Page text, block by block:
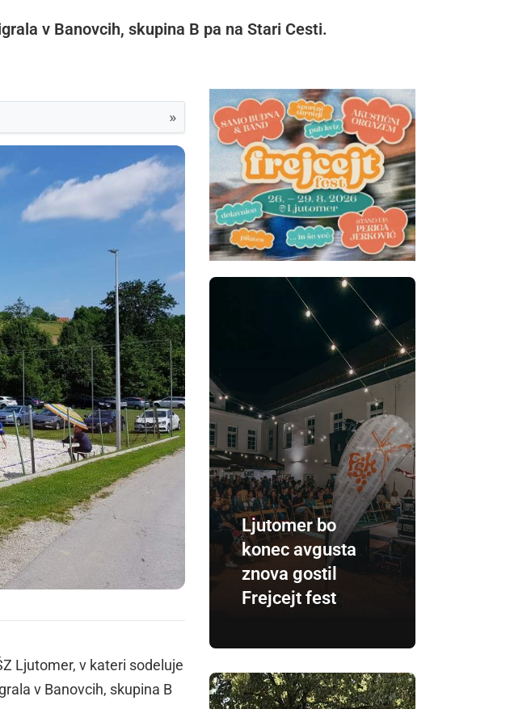
v Banovcih, skupina B pa na Stari Cesti.
»
Ljutomer, v kateri sodeluje
v Banovcih, skupina B
Ljutomer bo
konec avgusta
znova gostil
Frejcejt fest